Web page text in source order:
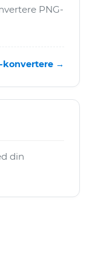
PNG-
konvertere →
din